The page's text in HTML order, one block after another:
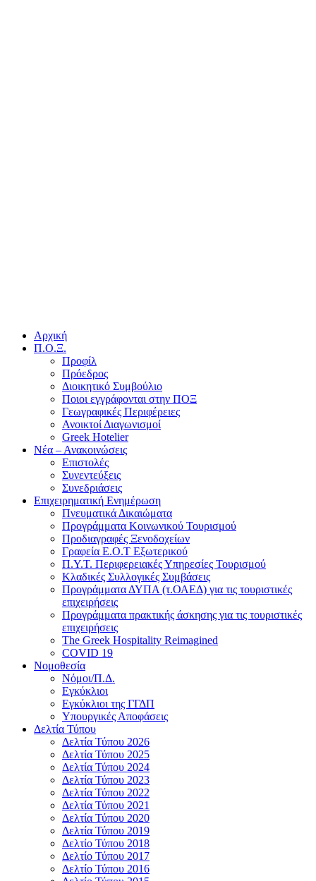
Αρχική
Π.Ο.Ξ.
Προφίλ
Πρόεδρος
Διοικητικό Συμβούλιο
Ποιοι εγγράφονται στην ΠΟΞ
Γεωγραφικές Περιφέρειες
Ανοικτοί Διαγωνισμoί
Greek Hotelier
Νέα – Ανακοινώσεις
Επιστολές
Συνεντεύξεις
Συνεδριάσεις
Επιχειρηματική Ενημέρωση
Πνευματικά Δικαιώματα
Προγράμματα Κοινωνικού Τουρισμού
Προδιαγραφές Ξενοδοχείων
Γραφεία Ε.Ο.Τ Εξωτερικού
Π.Υ.Τ. Περιφερειακές Υπηρεσίες Τουρισμού
Κλαδικές Συλλογικές Συμβάσεις
Προγράμματα ΔΥΠΑ (τ.ΟΑΕΔ) για τις τουριστικές
επιχειρήσεις
Προγράμματα πρακτικής άσκησης για τις τουριστικές
επιχειρήσεις
The Greek Hospitality Reimagined
COVID 19
Νομοθεσία
Νόμοι/Π.Δ.
Εγκύκλιοι
Εγκύκλιοι της ΓΓΔΠ
Υπουργικές Αποφάσεις
Δελτία Τύπου
Δελτία Τύπου 2026
Δελτία Τύπου 2025
Δελτία Τύπου 2024
Δελτία Τύπου 2023
Δελτία Τύπου 2022
Δελτία Τύπου 2021
Δελτία Τύπου 2020
Δελτία Τύπου 2019
Δελτίο Τύπου 2018
Δελτίο Τύπου 2017
Δελτίο Τύπου 2016